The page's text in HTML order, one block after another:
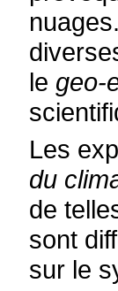
le geo-
Les
du
de
sont
sur le